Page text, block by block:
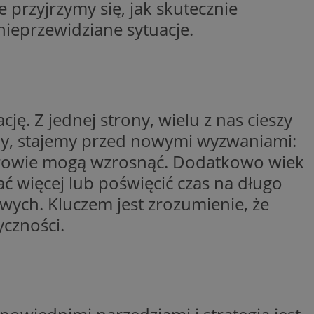
się, jak skutecznie
sytuacje.
Z jednej strony, wielu z nas cieszy
stajemy przed nowymi wyzwaniami:
mogą wzrosnąć. Dodatkowo wiek
więcej lub poświęcić czas na długo
Kluczem jest zrozumienie, że
sesji.
sesji.
dla ich
zostaną
usługę Cookie-
pliki cookie. Jest
Script.com
ludzi i botów.
ponieważ
na temat
ponieważ
na temat